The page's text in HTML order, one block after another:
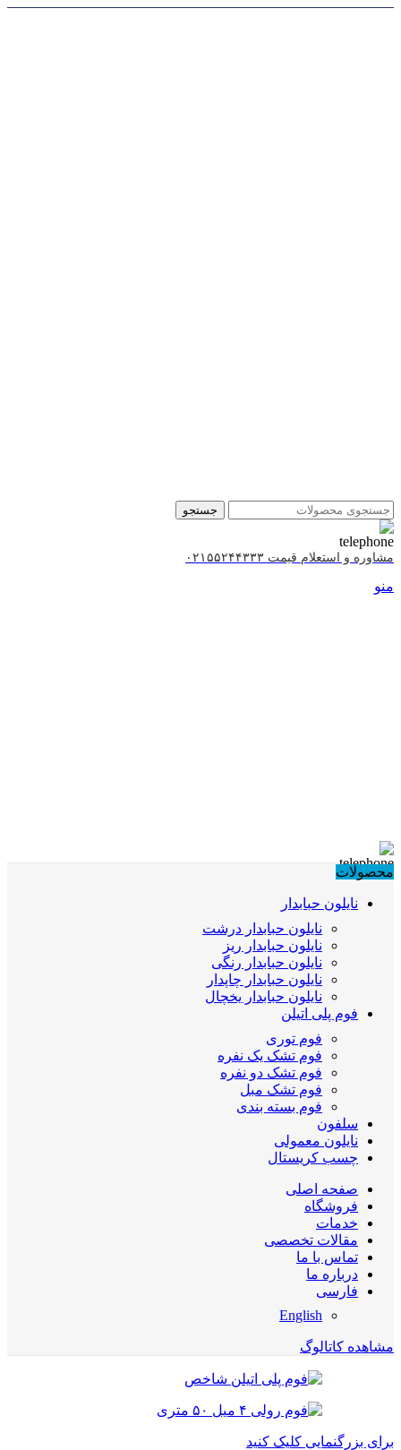
جستجو
مشاوره و استعلام قیمت ۰۲۱۵۵۲۴۴۳۳۳
منو
محصولات
نایلون حبابدار
نایلون حبابدار درشت
نایلون حبابدار ریز
نایلون حبابدار رنگی
نایلون حبابدار چاپدار
نایلون حبابدار یخچال
فوم پلی اتیلن
فوم توری
فوم تشک یک نفره
فوم تشک دو نفره
فوم تشک مبل
فوم بسته بندی
سلفون
نایلون معمولی
چسب کریستال
صفحه اصلی
فروشگاه
خدمات
مقالات تخصصی
تماس با ما
درباره ما
فارسی
English
مشاهده کاتالوگ
برای بزرگنمایی کلیک کنید